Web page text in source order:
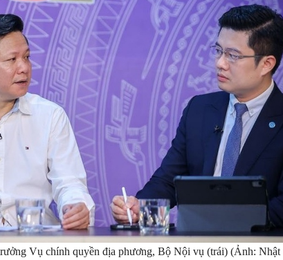
Vụ chính quyền địa phương, Bộ Nội vụ (trái) (Ảnh: Nhật